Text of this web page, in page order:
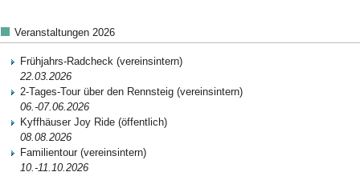
Veranstaltungen 2026
Frühjahrs-Radcheck (vereinsintern)
22.03.2026
2-Tages-Tour über den Rennsteig (vereinsintern)
06.-07.06.2026
Kyffhäuser Joy Ride (öffentlich)
08.08.2026
Familientour (vereinsintern)
10.-11.10.2026